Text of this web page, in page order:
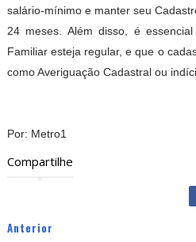
salário-mínimo e manter seu
24 meses. Além disso, é
Familiar esteja regular, e que o
como Averiguação Cadastral ou
Por: Metro1
Compartilhe
Anterior